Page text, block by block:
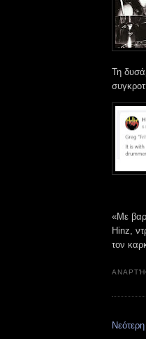
Τη
«Με
Hinz,
τον